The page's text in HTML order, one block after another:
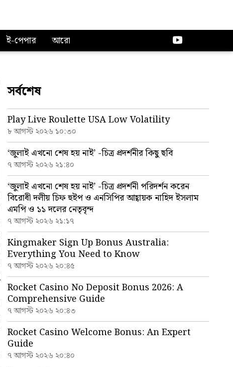
ই-পেপার আরো
সর্বশেষ
Play Live Roulette USA Low Volatility
৮ আগস্ট ২০২৬ ১০:৩০
‘জুলাই এখনো শেষ হয় নাই’ -চিত্র প্রদর্শনীর কিছু ছবি
৭ আগস্ট ২০২৬ ২১:৪০
‘জুলাই এখনো শেষ হয় নাই’ -চিত্র প্রদর্শনী পরিদর্শন করেন
বিরোধী দলীয় চিফ হুইপ ও এনসিপির আহ্বায়ক নাহিদ ইসলাম
এমপি ও ১১ দলের নেতৃবৃন্দ
৭ আগস্ট ২০২৬ ২১:১৭
Kingmaker Sign Up Bonus Australia:
Everything You Need to Know
৭ আগস্ট ২০২৬ ২০:৪৫
Rocket Casino No Deposit Bonus 2026: A
Comprehensive Guide
৭ আগস্ট ২০২৬ ২০:৪৩
Rocket Casino Welcome Bonus: An Expert
Guide
৭ আগস্ট ২০২৬ ২০:৪০